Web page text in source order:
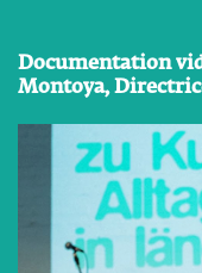
Documentation
Montoya,